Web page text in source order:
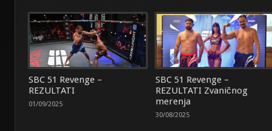
SBC 51 Revenge –
REZULTATI
01/09/2025
SBC 51 Revenge –
REZULTATI Zvaničnog
merenja
30/08/2025